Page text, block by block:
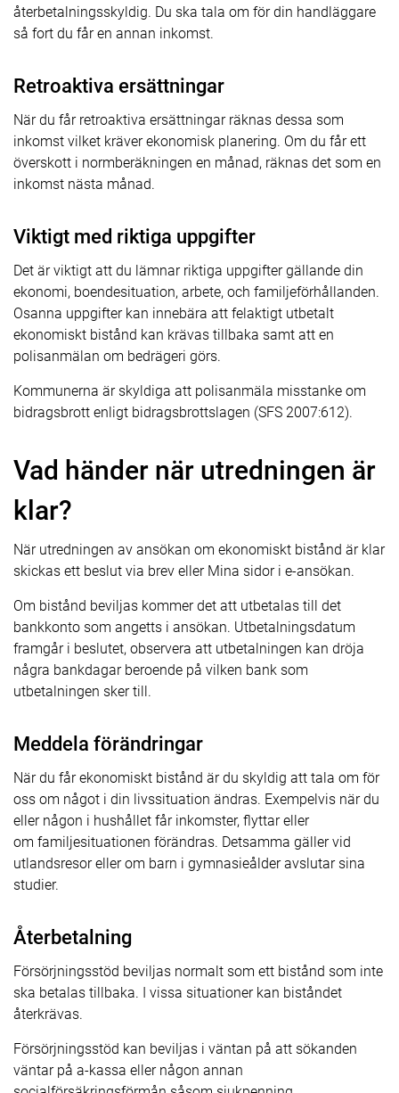
återbetalningsskyldig. Du ska tala om för din handläggare
så fort du får en annan inkomst.
Retroaktiva ersättningar
När du får retroaktiva ersättningar räknas dessa som
inkomst vilket kräver ekonomisk planering. Om du får ett
överskott i normberäkningen en månad, räknas det som en
inkomst nästa månad.
Viktigt med riktiga uppgifter
Det är viktigt att du lämnar riktiga uppgifter gällande din
ekonomi, boendesituation, arbete, och familjeförhållanden.
Osanna uppgifter kan innebära att felaktigt utbetalt
ekonomiskt bistånd kan krävas tillbaka samt att en
polisanmälan om bedrägeri görs.
Kommunerna är skyldiga att polisanmäla misstanke om
bidragsbrott enligt bidragsbrottslagen (SFS 2007:612).
Vad händer när utredningen är
klar?
När utredningen av ansökan om ekonomiskt bistånd är klar
skickas ett beslut via brev eller Mina sidor i e-ansökan.
Om bistånd beviljas kommer det att utbetalas till det
bankkonto som angetts i ansökan. Utbetalningsdatum
framgår i beslutet, observera att utbetalningen kan dröja
några bankdagar beroende på vilken bank som
utbetalningen sker till.
Meddela förändringar
När du får ekonomiskt bistånd är du skyldig att tala om för
oss om något i din livssituation ändras. Exempelvis när du
eller någon i hushållet får inkomster, flyttar eller
om familjesituationen förändras. Detsamma gäller vid
utlandsresor eller om barn i gymnasieålder avslutar sina
studier.
Återbetalning
Försörjningsstöd beviljas normalt som ett bistånd som inte
ska betalas tillbaka. I vissa situationer kan biståndet
återkrävas.
Försörjningsstöd kan beviljas i väntan på att sökanden
väntar på a-kassa eller någon annan